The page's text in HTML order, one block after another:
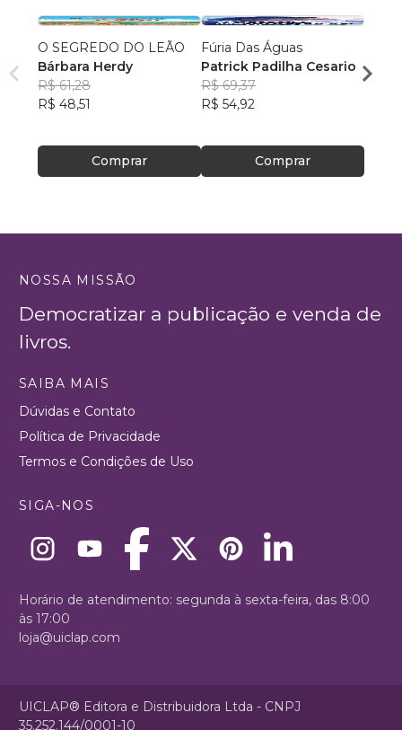
O SEGREDO DO LEÃO
Bárbara Herdy
R$ 61,28
R$ 48,51
Comprar
Fúria Das Águas
Patrick Padilha Cesario
R$ 69,37
R$ 54,92
Comprar
R$
NOSSA MISSÃO
Democratizar a publicação e venda de
livros.
SAIBA MAIS
Dúvidas e Contato
Política de Privacidade
Termos e Condições de Uso
SIGA-NOS
Horário de atendimento: segunda à sexta-feira, das 8:00
às 17:00
loja@uiclap.com
UICLAP® Editora e Distribuidora Ltda - CNPJ
35.252.144/0001-10